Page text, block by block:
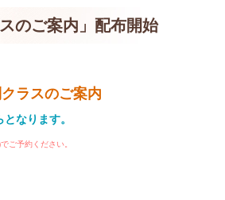
のご案内」配布開始
ラスのご案内
となります。
ご予約ください。